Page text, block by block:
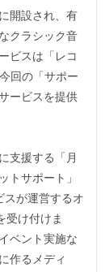
開設され、有
クラシック音
ビスは「レコ
回の「サポー
ービスを提供
支援する「月
トサポート」
スが運営するオ
受け付けま
ベント実施な
作るメディ